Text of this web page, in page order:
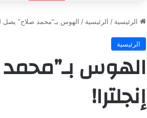
الرئيسية / الرئيسية / الهوس بـ”محمد صلاح” يصل
الرئيسية
الهوس
إنجلترا!